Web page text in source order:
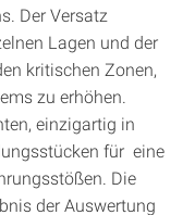
Der Versatz
Lagen und der
kritischen Zonen,
zu erhöhen.
einzigartig in
für eine
Die
der Auswertung